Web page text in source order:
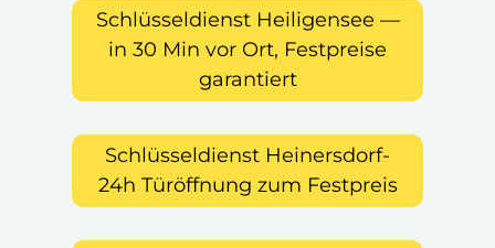
Schlüsseldienst Heiligensee —
in 30 Min vor Ort, Festpreise
garantiert
Schlüsseldienst Heinersdorf-
24h Türöffnung zum Festpreis